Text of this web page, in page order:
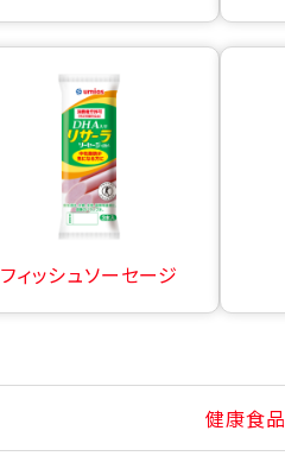
フィッシュソーセージ
健康食品